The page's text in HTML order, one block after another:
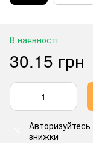
В наявності
30.15 грн
Авторизуйтесь
знижки